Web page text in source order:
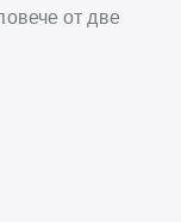
от две